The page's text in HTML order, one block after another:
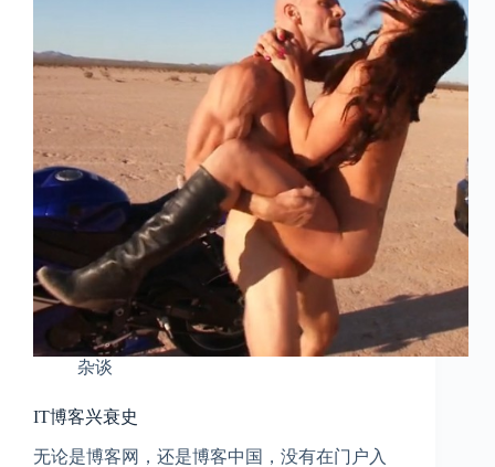
杂谈
IT博客兴衰史
无论是博客网，还是博客中国，没有在门户入